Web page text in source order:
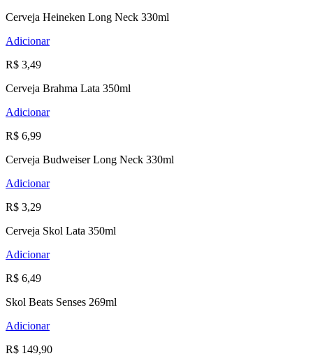
Cerveja Heineken Long Neck 330ml
Adicionar
R$ 3,49
Cerveja Brahma Lata 350ml
Adicionar
R$ 6,99
Cerveja Budweiser Long Neck 330ml
Adicionar
R$ 3,29
Cerveja Skol Lata 350ml
Adicionar
R$ 6,49
Skol Beats Senses 269ml
Adicionar
R$ 149,90